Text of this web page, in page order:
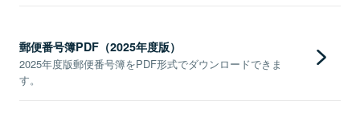
郵便番号簿PDF（2025年度版）
2025年度版郵便番号簿をPDF形式でダウンロードできま
す。